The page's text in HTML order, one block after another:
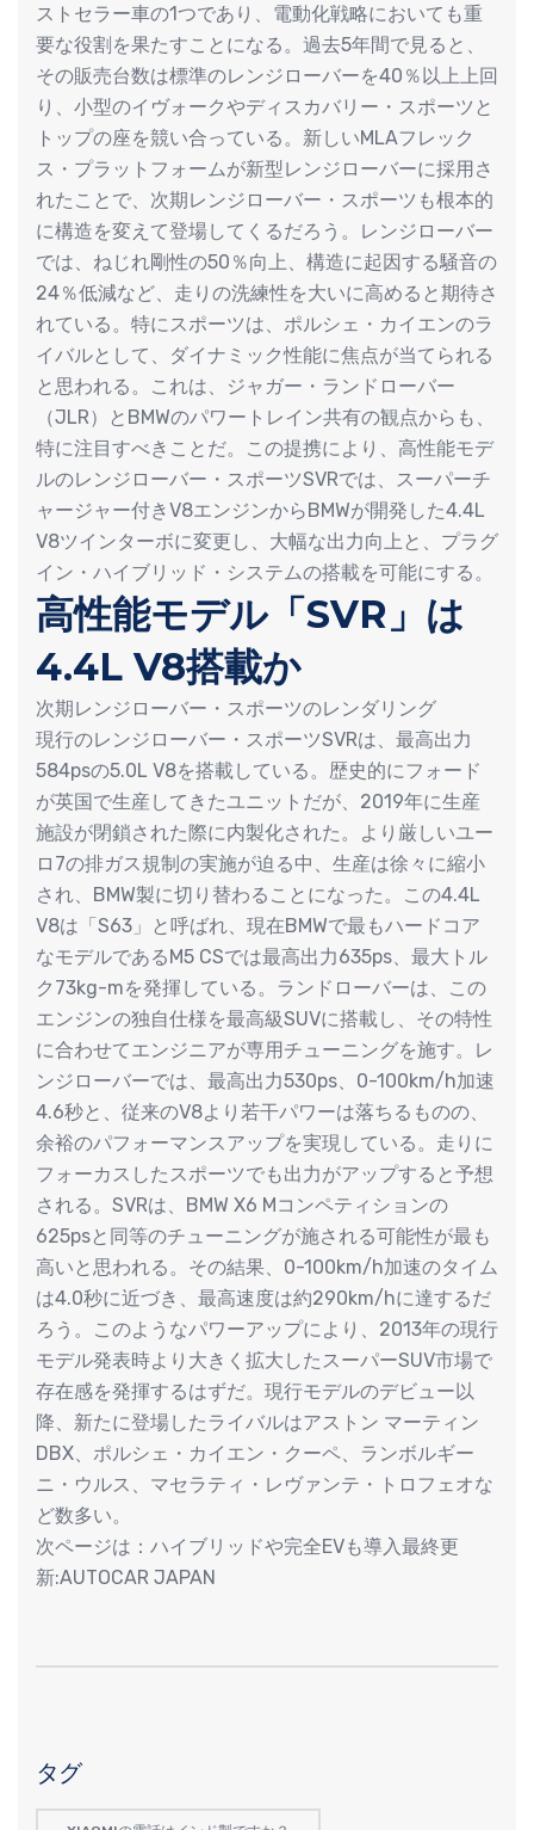
ストセラー車の1つであり、電動化戦略においても重
要な役割を果たすことになる。過去5年間で見ると、
その販売台数は標準のレンジローバーを40％以上上回
り、小型のイヴォークやディスカバリー・スポーツと
トップの座を競い合っている。新しいMLAフレック
ス・プラットフォームが新型レンジローバーに採用さ
れたことで、次期レンジローバー・スポーツも根本的
に構造を変えて登場してくるだろう。レンジローバー
では、ねじれ剛性の50％向上、構造に起因する騒音の
24％低減など、走りの洗練性を大いに高めると期待さ
れている。特にスポーツは、ポルシェ・カイエンのラ
イバルとして、ダイナミック性能に焦点が当てられる
と思われる。これは、ジャガー・ランドローバー
（JLR）とBMWのパワートレイン共有の観点からも、
特に注目すべきことだ。この提携により、高性能モデ
ルのレンジローバー・スポーツSVRでは、スーパーチ
ャージャー付きV8エンジンからBMWが開発した4.4L
V8ツインターボに変更し、大幅な出力向上と、プラグ
イン・ハイブリッド・システムの搭載を可能にする。
高性能モデル「SVR」は
4.4L V8搭載か
次期レンジローバー・スポーツのレンダリング
現行のレンジローバー・スポーツSVRは、最高出力
584psの5.0L V8を搭載している。歴史的にフォード
が英国で生産してきたユニットだが、2019年に生産
施設が閉鎖された際に内製化された。より厳しいユー
ロ7の排ガス規制の実施が迫る中、生産は徐々に縮小
され、BMW製に切り替わることになった。この4.4L
V8は「S63」と呼ばれ、現在BMWで最もハードコア
なモデルであるM5 CSでは最高出力635ps、最大トル
ク73kg-mを発揮している。ランドローバーは、この
エンジンの独自仕様を最高級SUVに搭載し、その特性
に合わせてエンジニアが専用チューニングを施す。レ
ンジローバーでは、最高出力530ps、0-100km/h加速
4.6秒と、従来のV8より若干パワーは落ちるものの、
余裕のパフォーマンスアップを実現している。走りに
フォーカスしたスポーツでも出力がアップすると予想
される。SVRは、BMW X6 Mコンペティションの
625psと同等のチューニングが施される可能性が最も
高いと思われる。その結果、0-100km/h加速のタイム
は4.0秒に近づき、最高速度は約290km/hに達するだ
ろう。このようなパワーアップにより、2013年の現行
モデル発表時より大きく拡大したスーパーSUV市場で
存在感を発揮するはずだ。現行モデルのデビュー以
降、新たに登場したライバルはアストン マーティン
DBX、ポルシェ・カイエン・クーペ、ランボルギー
ニ・ウルス、マセラティ・レヴァンテ・トロフェオな
ど数多い。
次ページは：ハイブリッドや完全EVも導入最終更
新:AUTOCAR JAPAN
タグ